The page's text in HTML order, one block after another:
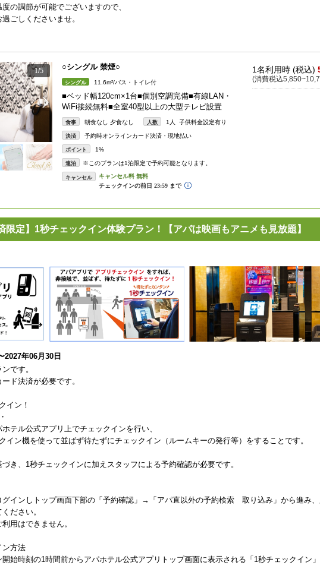
の調節が可能でございますので、
ごしくださいませ。
1/5 ○シングル 禁煙○
シングル 11.6m²/バス・トイレ付
■ベッド幅120cm×1台■個別空調完備■有線LAN・
WiFi接続無料■全室40型以上の大型テレビ設置
食事 朝食なし 夕食なし 人数 1人 子供料金設定有り
決済 予約時オンラインカード決済・現地払い
ポイント 1%
連泊 ※このプランは1泊限定で予約可能となります。
キャンセル
1名利用時 (税込)
(消費税込
限定】1秒チェックイン体験プラン！【アパは映画もアニメも見放題】
2027年06月30日
です。
ド決済が必要です。
イン！
テル公式アプリ上でチェックインを行い、
イン機を使って並ばず待たずにチェックイン（ルームキーの発行等）をすることです。
き、1秒チェックインに加えスタッフによる予約確認が必要です。
グインしトップ画面下部の「予約確認」→「アパ直以外の予約検索 取り込み」から進み
ださい。
用はできません。
ン方法
始時刻の1時間前からアパホテル公式アプリトップ画面に表示される「1秒チェックイン